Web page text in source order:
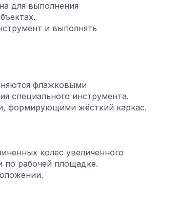
для выполнения
и выполнять
флажковыми
специального инструмента.
формирующими жёсткий каркас.
колес увеличенного
по рабочей площадке.